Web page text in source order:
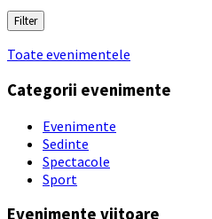
Filter
Toate evenimentele
Categorii evenimente
Evenimente
Sedinte
Spectacole
Sport
Evenimente viitoare